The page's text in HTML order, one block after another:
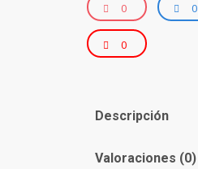
0 0
0
Descripción
Valoraciones (0)